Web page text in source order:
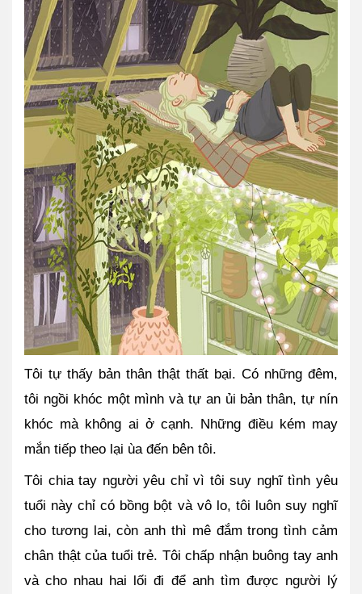
Tôi tự thấy bản thân thật thất bại. Có những đêm,
tôi ngồi khóc một mình và tự an ủi bản thân, tự nín
khóc mà không ai ở cạnh. Những điều kém may
mắn tiếp theo lại ùa đến bên tôi.
Tôi chia tay người yêu chỉ vì tôi suy nghĩ tình yêu
tuổi này chỉ có bồng bột và vô lo, tôi luôn suy nghĩ
cho tương lai, còn anh thì mê đắm trong tình cảm
chân thật của tuổi trẻ. Tôi chấp nhận buông tay anh
và cho nhau hai lối đi để anh tìm được người lý